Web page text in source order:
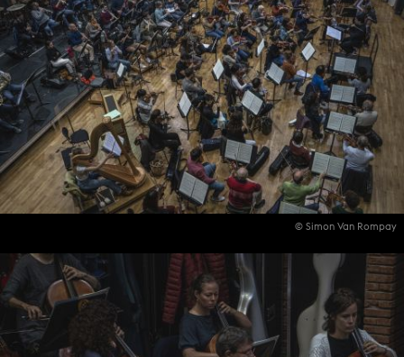
© Simon Van Rompay